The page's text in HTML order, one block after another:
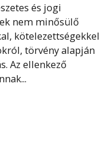
és jogi
nem minősülő
kötelezettségekkel
törvény alapján
Az ellenkező